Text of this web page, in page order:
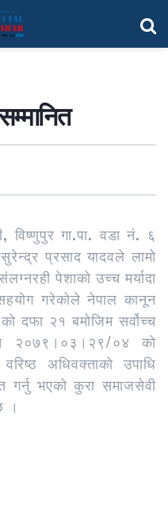
विष्णुपुर गा.पा. वडा नं. ६
प्रसाद यादवले लामो
पेशाको उच्च मर्यादा
गरेकोले नेपाल कानून
दफा २१ बमोजिम सर्वोच्च
२०७९।०३।२९/०४ को
अधिवक्ताको उपाधि
गर्नु भएको कुरा समाजसेवी
।